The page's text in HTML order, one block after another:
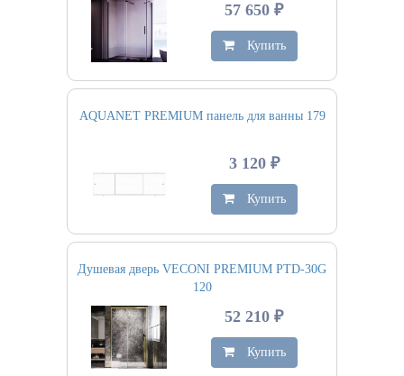
57 650 ₽
Купить
AQUANET PREMIUM панель для ванны 179
3 120 ₽
Купить
Душевая дверь VECONI PREMIUM PTD-30G
120
52 210 ₽
Купить